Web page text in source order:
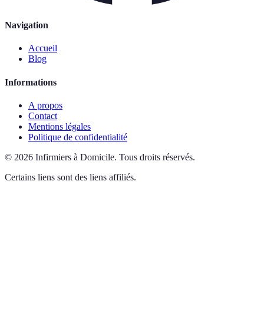
Navigation
Accueil
Blog
Informations
A propos
Contact
Mentions légales
Politique de confidentialité
© 2026 Infirmiers à Domicile. Tous droits réservés.
Certains liens sont des liens affiliés.